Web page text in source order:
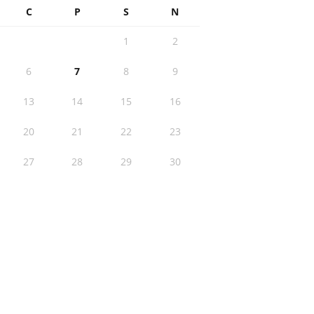
C P S N
1 2
6 7 8 9
13 14 15 16
20 21 22 23
27 28 29 30